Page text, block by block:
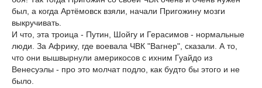
был, а когда Артёмовск взяли, начали Пригожину мозги
выкручивать.
И что, эта троица - Путин, Шойгу и Герасимов - нормальные
люди. За Африку, где воевала ЧВК "Вагнер", сказали. А то,
что они вышвырнули америкосов с ихним Гуайдо из
Венесуэлы - про это молчат подло, как будто бы этого и не
было.